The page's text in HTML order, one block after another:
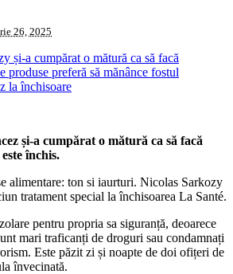
26, 2025
și-a cumpărat o mătură ca să facă
închis.
alimentare: ton si iaurturi. Nicolas Sarkozy
tratament special la închisoarea La Santé.
pentru propria sa siguranță, deoarece
mari traficanți de droguri sau condamnați
Este păzit zi și noapte de doi ofițeri de
învecinată.